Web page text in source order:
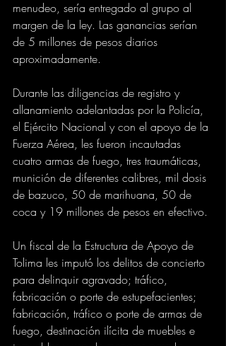
menudeo, sería entregado al grupo al
margen de la ley. Las ganancias serían
de 5 millones de pesos diarios
aproximadamente.
Durante las diligencias de registro y
allanamiento adelantadas por la Policía,
el Ejército Nacional y con el apoyo de la
Fuerza Aérea, les fueron incautadas
cuatro armas de fuego, tres traumáticas,
munición de diferentes calibres, mil dosis
de bazuco, 50 de marihuana, 50 de
coca y 19 millones de pesos en efectivo.
Un fiscal de la Estructura de Apoyo de
Tolima les imputó los delitos de concierto
para delinquir agravado; tráfico,
fabricación o porte de estupefacientes;
fabricación, tráfico o porte de armas de
fuego, destinación ilícita de muebles e